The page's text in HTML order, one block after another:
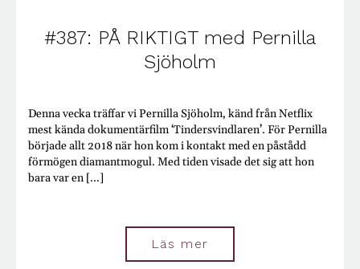
#387: PÅ RIKTIGT med Pernilla
Sjöholm
Denna vecka träffar vi Pernilla Sjöholm, känd från Netflix
mest kända dokumentärfilm ‘Tindersvindlaren’. För Pernilla
började allt 2018 när hon kom i kontakt med en påstådd
förmögen diamantmogul. Med tiden visade det sig att hon
bara var en [...]
Läs mer